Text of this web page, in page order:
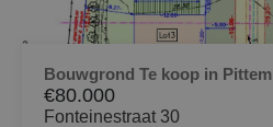
Bouwgrond Te koop in Pittem
€80.000
Fonteinestraat 30